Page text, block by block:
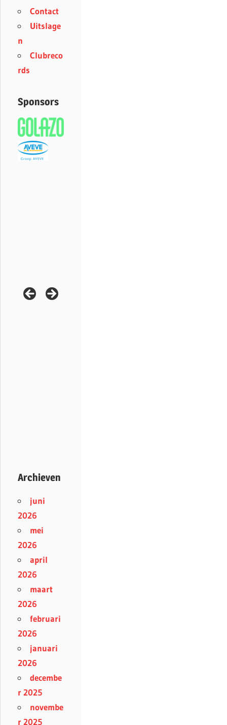
Contact
Uitslage
n
Clubreco
rds
Sponsors
Archieven
juni
2026
mei
2026
april
2026
maart
2026
februari
2026
januari
2026
decembe
r 2025
novembe
r 2025